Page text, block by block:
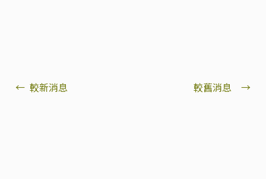
← 較新消息 較舊消息 →